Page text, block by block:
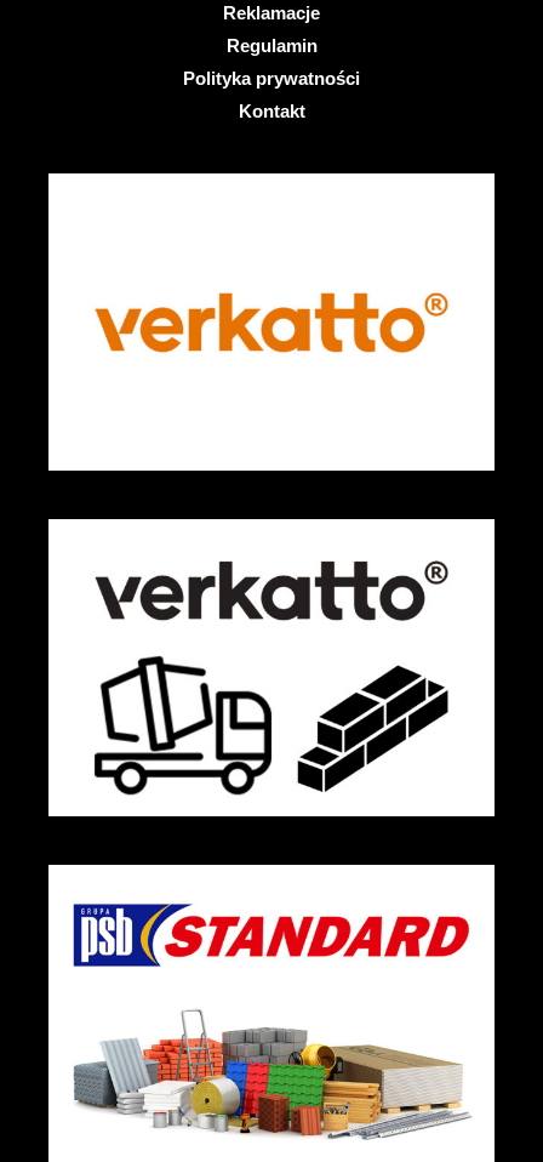
Reklamacje
Regulamin
Polityka prywatności
Kontakt